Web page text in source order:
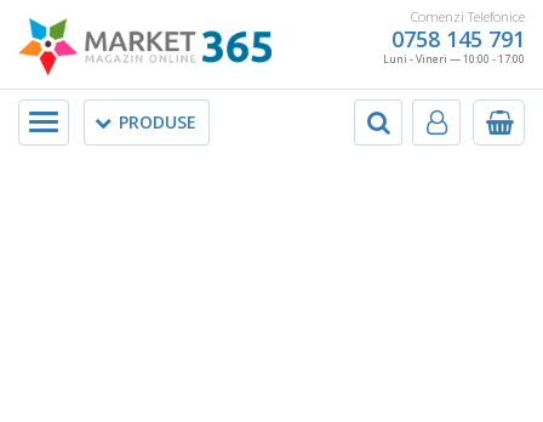
Comenzi Telefonice
0758 145 791
Luni - Vineri — 10:00 - 17:00
PRODUSE
Meniu